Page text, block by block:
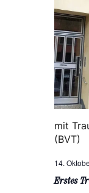
14.
Erstes
mit
(BVT)